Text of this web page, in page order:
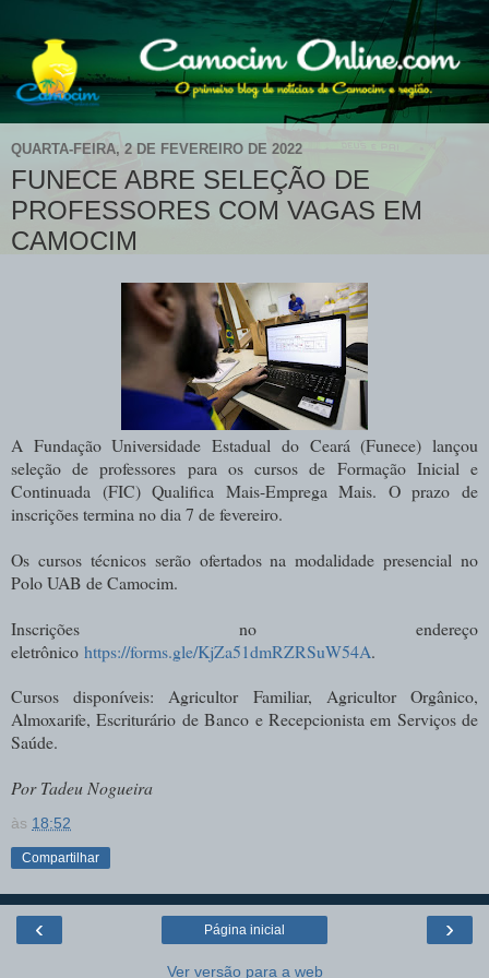
QUARTA-FEIRA, 2 DE FEVEREIRO DE 2022
FUNECE ABRE SELEÇÃO DE
PROFESSORES COM VAGAS EM
CAMOCIM
A Fundação Universidade Estadual do Ceará (Funece) lançou
seleção de professores para os cursos de Formação Inicial e
Continuada (FIC) Qualifica Mais-Emprega Mais. O prazo de
inscrições termina no dia 7 de fevereiro.
Os cursos técnicos serão ofertados na modalidade presencial no
Polo UAB de Camocim.
Inscrições no endereço
eletrônico https://forms.gle/KjZa51dmRZRSuW54A.
Cursos disponíveis: Agricultor Familiar, Agricultor Orgânico,
Almoxarife, Escriturário de Banco e Recepcionista em Serviços de
Saúde.
Por Tadeu Nogueira
às 18:52
Compartilhar
‹ ›
Página inicial
Ver versão para a web